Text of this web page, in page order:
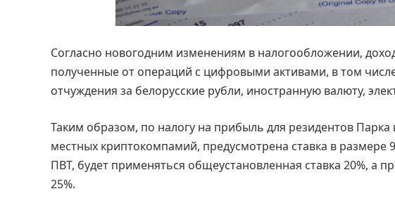
Согласно новогодним изменениям в налогообложении,
полученные от операций с цифровыми активами, в том
отчуждения за белорусские рубли, иностранную валюту,
Таким образом, по налогу на прибыль для резидентов
местных криптокомпамий, предусмотрена ставка в размере
ПВТ, будет применяться общеустановленная ставка 20%,
25%.